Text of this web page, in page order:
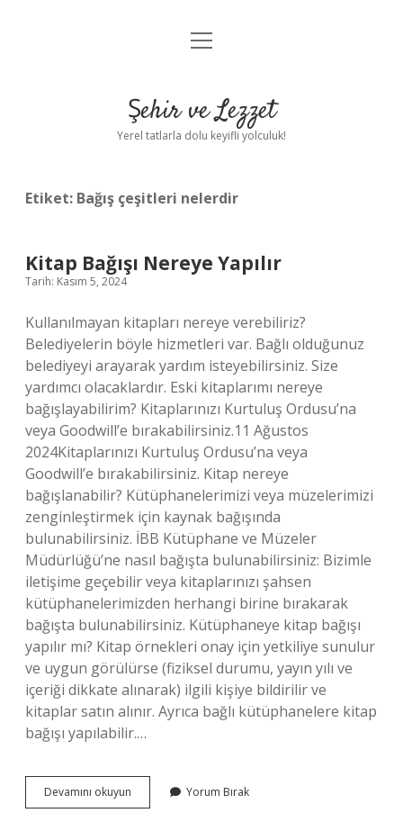
Anasayfa
Yasal Uyarı
menüyü
Şehir ve Lezzet
Yerel tatlarla dolu keyifli yolculuk!
Etiket: Bağış çeşitleri nelerdir
Kitap Bağışı Nereye Yapılır
Tarih: Kasım 5, 2024
Kullanılmayan kitapları nereye verebiliriz?
Belediyelerin böyle hizmetleri var. Bağlı olduğunuz
belediyeyi arayarak yardım isteyebilirsiniz. Size
yardımcı olacaklardır. Eski kitaplarımı nereye
bağışlayabilirim? Kitaplarınızı Kurtuluş Ordusu’na
veya Goodwill’e bırakabilirsiniz.11 Ağustos
2024Kitaplarınızı Kurtuluş Ordusu’na veya
Goodwill’e bırakabilirsiniz. Kitap nereye
bağışlanabilir? Kütüphanelerimizi veya müzelerimizi
zenginleştirmek için kaynak bağışında
bulunabilirsiniz. İBB Kütüphane ve Müzeler
Müdürlüğü’ne nasıl bağışta bulunabilirsiniz: Bizimle
iletişime geçebilir veya kitaplarınızı şahsen
kütüphanelerimizden herhangi birine bırakarak
bağışta bulunabilirsiniz. Kütüphaneye kitap bağışı
yapılır mı? Kitap örnekleri onay için yetkiliye sunulur
ve uygun görülürse (fiziksel durumu, yayın yılı ve
içeriği dikkate alınarak) ilgili kişiye bildirilir ve
kitaplar satın alınır. Ayrıca bağlı kütüphanelere kitap
bağışı yapılabilir.…
Devamını okuyun
Bağışı
Yorum Bırak